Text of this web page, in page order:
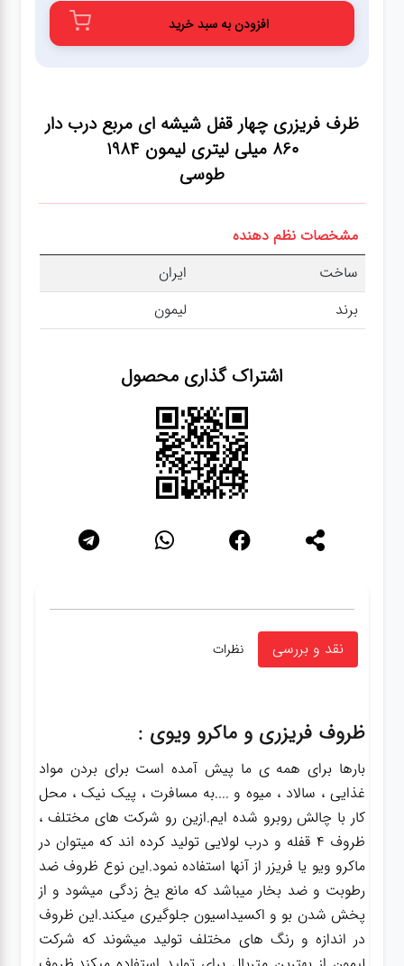
عطر،خوشبو کننده
سرویس های
چینی تقدس
ظرف فریزری چهار قفل شیشه ای مربع درب دار
860 میلی لیتری لیمون 1984
طوسی
مشخصات نظم دهنده
ساخت
ایران
برند
لیمون
اشتراک گذاری محصول
افزودن به سبد خرید
نقد و بررسی نظرات
ظروف فریزری و ماکرو ویوی :
بارها برای همه ی ما پیش آمده است برای بردن مواد
غذایی ، سالاد ، میوه و ....به مسافرت ، پیک نیک ، محل
کار با چالش روبرو شده ایم.ازین رو شرکت های مختلف ،
ظروف 4 قفله و درب لولایی تولید کرده اند که میتوان در
ماکرو ویو یا فریزر از آنها استفاده نمود.این نوع ظروف ضد
رطوبت و ضد بخار میباشد که مانع یخ زدگی میشود و از
پخش شدن بو و اکسیداسیون جلوگیری میکند.این ظروف
در اندازه و رنگ های مختلف تولید میشوند که شرکت